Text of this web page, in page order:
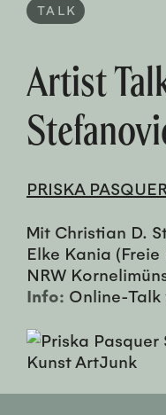
TALK
Artist
PRISKA PASQUER
Mit Christian D.
Elke Kania
NRW
Info: Online-Talk